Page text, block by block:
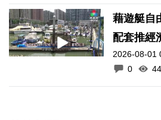
藉遊艇自
配套推經
2026-08-01
0